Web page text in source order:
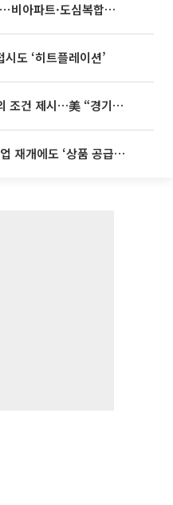
영끌 '주택공급' 대책 임박⋯비아파트·도심복합까지 총동원
도 ‘히트플레이션’
이란, 미국에 호르무즈 합의 조건 제시…美 “경기 아직 안 끝나” [종합]
‘회생 D-3주’ 홈플러스, 영업 재개에도 ‘상품 공급망’ 복구가 생존 관건